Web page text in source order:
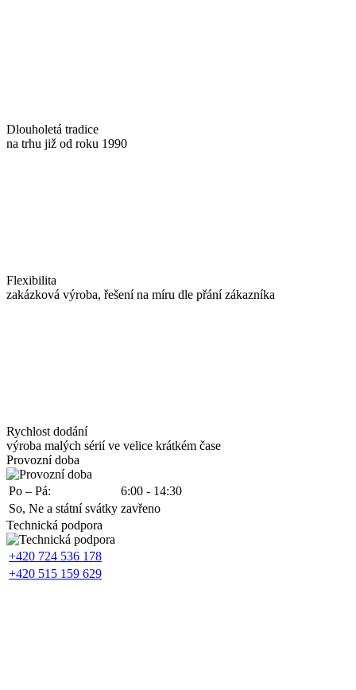
Dlouholetá tradice
na trhu již od roku 1990
Flexibilita
zakázková výroba, řešení na míru dle přání zákazníka
Rychlost dodání
výroba malých sérií ve velice krátkém čase
Provozní doba
Po – Pá:
6:00 - 14:30
So, Ne a státní svátky zavřeno
Technická podpora
+420 724 536 178
+420 515 159 629